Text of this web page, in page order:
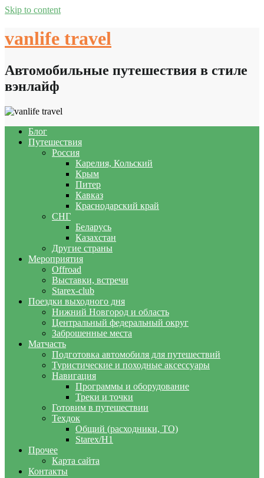
Skip to content
vanlife travel
Автомобильные путешествия в стиле
вэнлайф
Блог
Путешествия
Россия
Карелия, Кольский
Крым
Питер
Кавказ
Краснодарский край
СНГ
Беларусь
Казахстан
Другие страны
Мероприятия
Offroad
Выставки, встречи
Starex-club
Поездки выходного дня
Нижний Новгород и область
Центральный федеральный округ
Заброшенные места
Матчасть
Подготовка автомобиля для путешествий
Туристические и походные аксессуары
Навигация
Программы и оборудование
Треки и точки
Готовим в путешествии
Техдок
Общий (расходники, ТО)
Starex/H1
Прочее
Карта сайта
Контакты